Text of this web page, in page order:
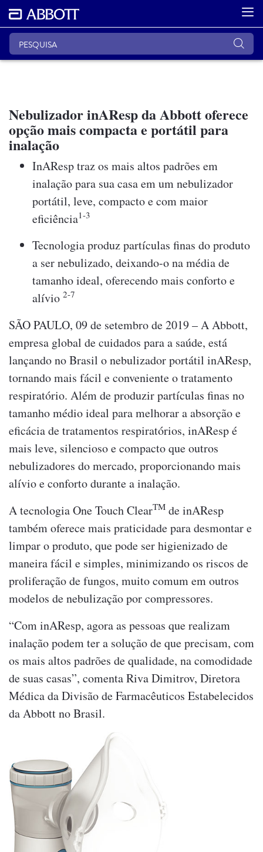
Nebulizador inAResp da Abbott oferece
opção mais compacta e portátil para
inalação
InAResp traz os mais altos padrões em
inalação para sua casa em um nebulizador
portátil, leve, compacto e com maior
eficiência1-3
Tecnologia produz partículas finas do produto
a ser nebulizado, deixando-o na média de
tamanho ideal, oferecendo mais conforto e
alívio 2-7
SÃO PAULO, 09 de setembro de 2019 – A Abbott,
empresa global de cuidados para a saúde, está
lançando no Brasil o nebulizador portátil inAResp,
tornando mais fácil e conveniente o tratamento
respiratório. Além de produzir partículas finas no
tamanho médio ideal para melhorar a absorção e
eficácia de tratamentos respiratórios, inAResp é
mais leve, silencioso e compacto que outros
nebulizadores do mercado, proporcionando mais
alívio e conforto durante a inalação.
A tecnologia One Touch ClearTM de inAResp
também oferece mais praticidade para desmontar e
limpar o produto, que pode ser higienizado de
maneira fácil e simples, minimizando os riscos de
proliferação de fungos, muito comum em outros
modelos de nebulização por compressores.
“Com inAResp, agora as pessoas que realizam
inalação podem ter a solução de que precisam, com
os mais altos padrões de qualidade, na comodidade
de suas casas”, comenta Riva Dimitrov, Diretora
Médica da Divisão de Farmacêuticos Estabelecidos
da Abbott no Brasil.